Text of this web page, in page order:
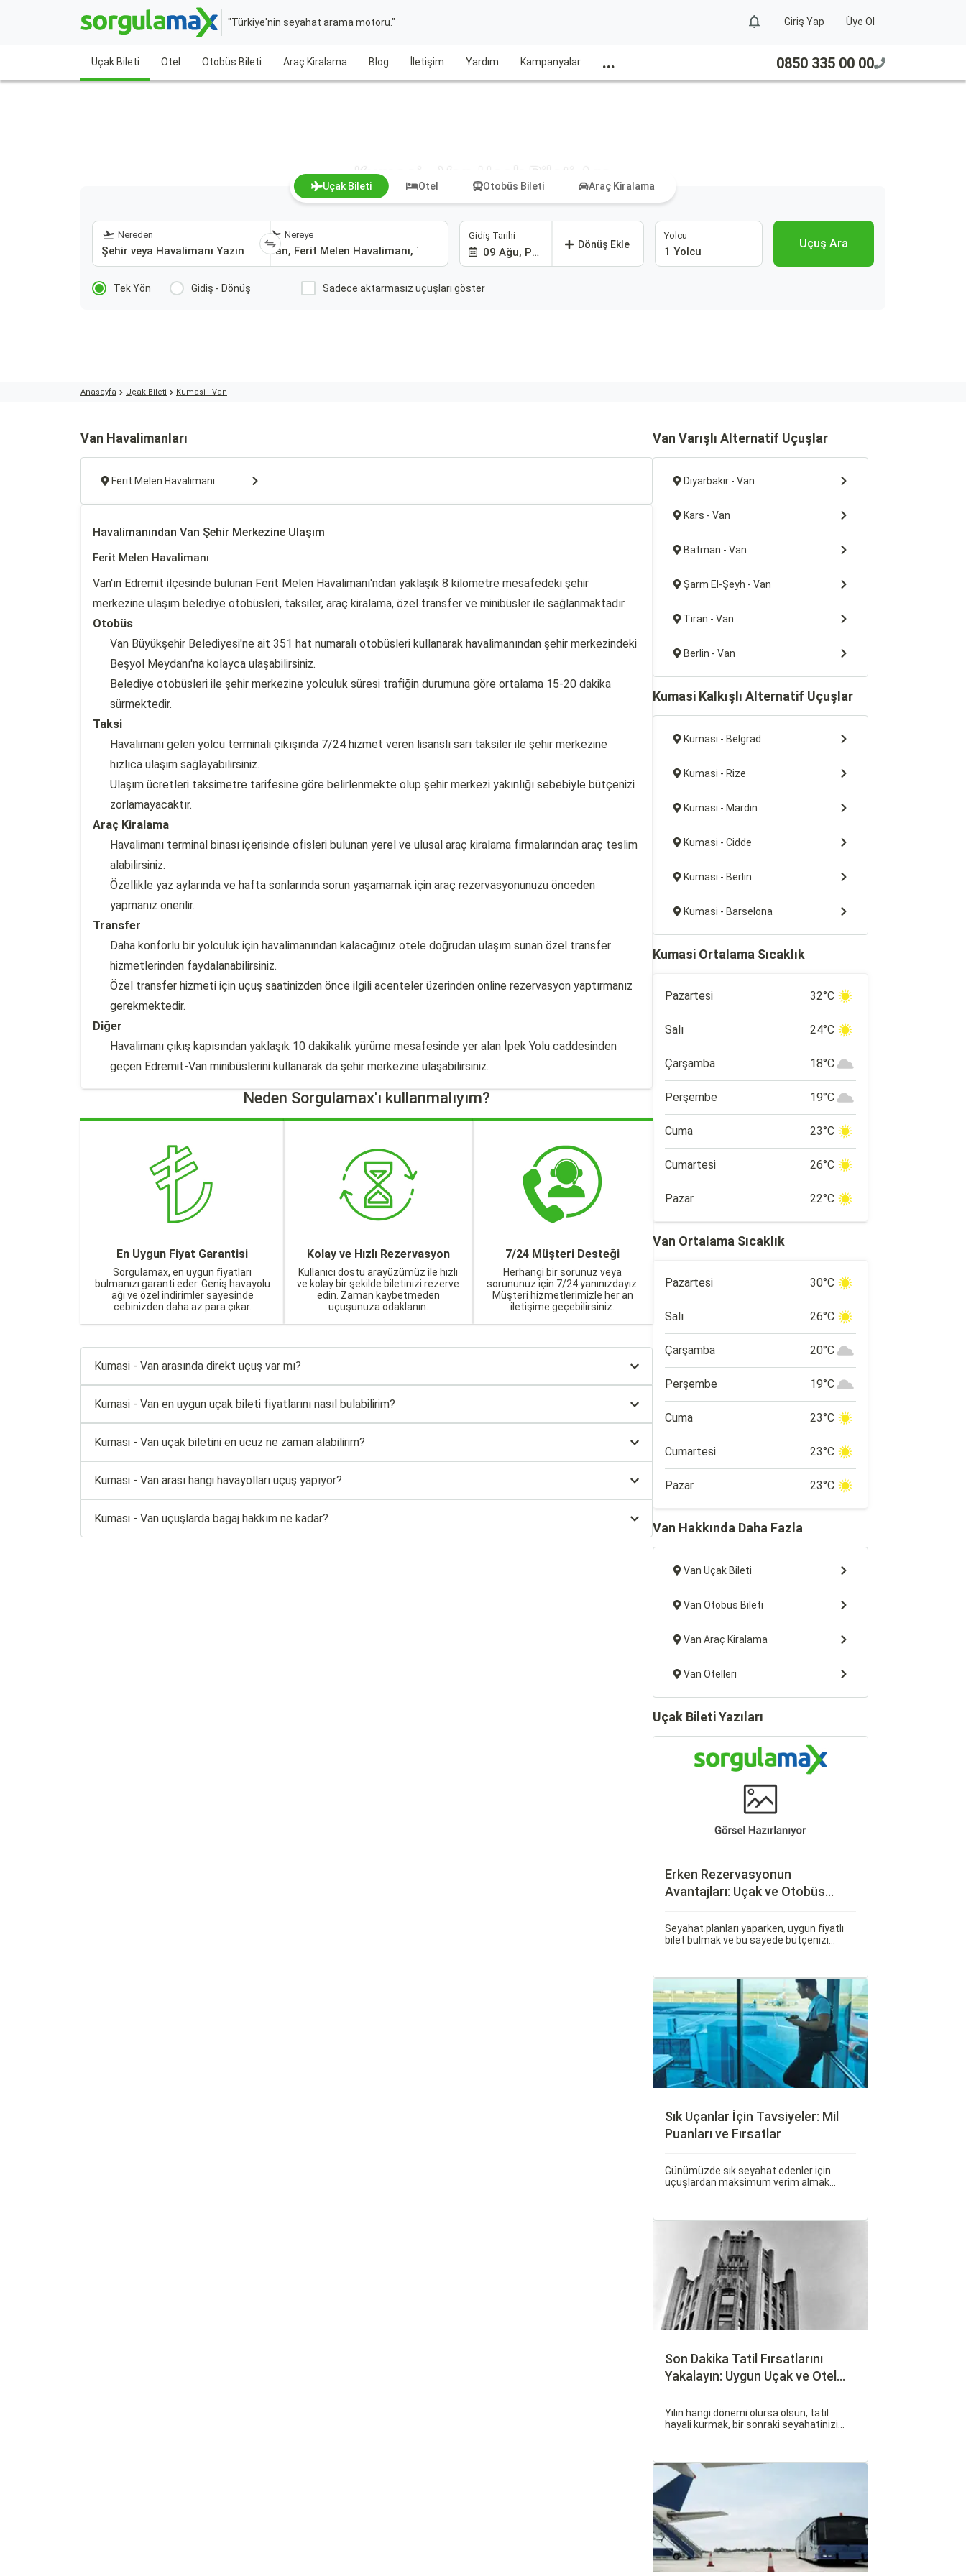
"Türkiye'nin seyahat arama motoru." Giriş Yap Üye Ol
Uçak Bileti Otel Otobüs Bileti Araç Kiralama Blog İletişim Yardım Kampanyalar ... 0850 335 00 00
Kumasi - Van Uçak Bileti Ara
Uçak Bileti Otel Otobüs Bileti Araç Kiralama
Nereden Nereye Gidiş Tarihi
09 Ağu, Paz
Dönüş Ekle
Yolcu
1 Yolcu
Uçuş Ara
Tek Yön Gidiş - Dönüş Sadece aktarmasız uçuşları göster
Anasayfa Uçak Bileti Kumasi - Van
Van Havalimanları
Ferit Melen Havalimanı
Havalimanından Van Şehir Merkezine Ulaşım
Ferit Melen Havalimanı
Van'ın Edremit ilçesinde bulunan Ferit Melen Havalimanı'ndan yaklaşık 8 kilometre mesafedeki şehir
merkezine ulaşım belediye otobüsleri, taksiler, araç kiralama, özel transfer ve minibüsler ile sağlanmaktadır.
Otobüs
Van Büyükşehir Belediyesi'ne ait 351 hat numaralı otobüsleri kullanarak havalimanından şehir merkezindeki
Beşyol Meydanı'na kolayca ulaşabilirsiniz.
Belediye otobüsleri ile şehir merkezine yolculuk süresi trafiğin durumuna göre ortalama 15-20 dakika
sürmektedir.
Taksi
Havalimanı gelen yolcu terminali çıkışında 7/24 hizmet veren lisanslı sarı taksiler ile şehir merkezine
hızlıca ulaşım sağlayabilirsiniz.
Ulaşım ücretleri taksimetre tarifesine göre belirlenmekte olup şehir merkezi yakınlığı sebebiyle bütçenizi
zorlamayacaktır.
Araç Kiralama
Havalimanı terminal binası içerisinde ofisleri bulunan yerel ve ulusal araç kiralama firmalarından araç teslim
alabilirsiniz.
Özellikle yaz aylarında ve hafta sonlarında sorun yaşamamak için araç rezervasyonunuzu önceden
yapmanız önerilir.
Transfer
Daha konforlu bir yolculuk için havalimanından kalacağınız otele doğrudan ulaşım sunan özel transfer
hizmetlerinden faydalanabilirsiniz.
Özel transfer hizmeti için uçuş saatinizden önce ilgili acenteler üzerinden online rezervasyon yaptırmanız
gerekmektedir.
Diğer
Havalimanı çıkış kapısından yaklaşık 10 dakikalık yürüme mesafesinde yer alan İpek Yolu caddesinden
geçen Edremit-Van minibüslerini kullanarak da şehir merkezine ulaşabilirsiniz.
Neden Sorgulamax'ı kullanmalıyım?
En Uygun Fiyat Garantisi
Sorgulamax, en uygun fiyatları
bulmanızı garanti eder. Geniş havayolu
ağı ve özel indirimler sayesinde
cebinizden daha az para çıkar.
Kolay ve Hızlı Rezervasyon
Kullanıcı dostu arayüzümüz ile hızlı
ve kolay bir şekilde biletinizi rezerve
edin. Zaman kaybetmeden
uçuşunuza odaklanın.
7/24 Müşteri Desteği
Herhangi bir sorunuz veya
sorununuz için 7/24 yanınızdayız.
Müşteri hizmetlerimizle her an
iletişime geçebilirsiniz.
Kumasi - Van arasında direkt uçuş var mı?
Kumasi - Van en uygun uçak bileti fiyatlarını nasıl bulabilirim?
Kumasi - Van uçak biletini en ucuz ne zaman alabilirim?
Kumasi - Van arası hangi havayolları uçuş yapıyor?
Kumasi - Van uçuşlarda bagaj hakkım ne kadar?
Van Varışlı Alternatif Uçuşlar
Diyarbakır - Van
Kars - Van
Batman - Van
Şarm El-Şeyh - Van
Tiran - Van
Berlin - Van
Kumasi Kalkışlı Alternatif Uçuşlar
Kumasi - Belgrad
Kumasi - Rize
Kumasi - Mardin
Kumasi - Cidde
Kumasi - Berlin
Kumasi - Barselona
Kumasi Ortalama Sıcaklık
Pazartesi 32°C
Salı 24°C
Çarşamba 18°C
Perşembe 19°C
Cuma 23°C
Cumartesi 26°C
Pazar 22°C
Van Ortalama Sıcaklık
Pazartesi 30°C
Salı 26°C
Çarşamba 20°C
Perşembe 19°C
Cuma 23°C
Cumartesi 23°C
Pazar 23°C
Van Hakkında Daha Fazla
Van Uçak Bileti
Van Otobüs Bileti
Van Araç Kiralama
Van Otelleri
Uçak Bileti Yazıları
Erken Rezervasyonun
Avantajları: Uçak ve Otobüs
Seyahat planları yaparken, uygun fiyatlı
bilet bulmak ve bu sayede bütçenizi
aynı zamanda daha kaliteli bir seyahat
deneyimi yaşamanızı sağlar.
Sık Uçanlar İçin Tavsiyeler: Mil
Puanları ve Fırsatlar
Günümüzde sık seyahat edenler için
uçuşlardan maksimum verim almak
Son Dakika Tatil Fırsatlarını
Yakalayın: Uygun Uçak ve Otel
Yılın hangi dönemi olursa olsun, tatil
hayali kurmak, bir sonraki seyahatinizi
olabilir.